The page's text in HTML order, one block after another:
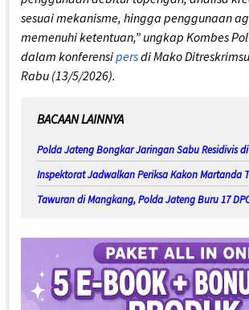
sesuai mekanisme, hingga penggunaan
memenuhi ketentuan,” ungkap Kombes
dalam konferensipersdi Mako
Rabu (13/5/2026).
BACAAN LAINNYA
Polda Jateng Bongkar Jaringan Sabu Residivis
Inspektorat Jadwalkan Periksa Kakon Martanda
Tawuran di Mangkang, Polda Jateng Buru 17